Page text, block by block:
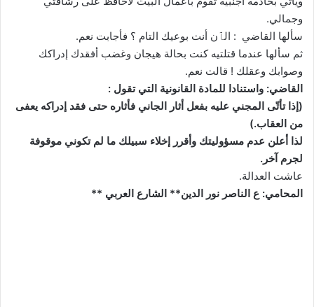
وجمالي.
سألها القاضي : الٱن أنت بوعيك التام ؟ فأجابت نعم.
ثم سألها عندما قتلتيه كنت بحالة هيجان وغضب أفقدك إدراكك
وصوابك وعقلك ! قالت نعم.
القاضي: واستنادا للمادة القانونية التي تقول :
(إذا تأتّى المجني عليه بفعل أثار الجاني فأثاره حتى فقد إدراكه يعفى
من العقاب.)
لذا أعلن عدم مسؤوليتك وأقرر إخلاء سبيلك ما لم تكوني موقوفة
لجرم آخر.
عاشت العدالة.
المحامي: ع الناصر نور الدين** الشارع العربي **